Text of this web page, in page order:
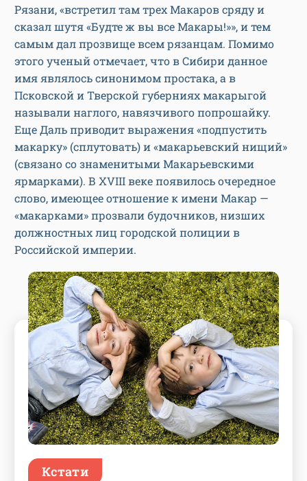
Рязани, «встретил там трех Макаров сряду и
сказал шутя «Будте ж вы все Макары!»», и тем
самым дал прозвище всем рязанцам. Помимо
этого ученый отмечает, что в Сибири данное
имя являлось синонимом простака, а в
Псковской и Тверской губерниях макарыгой
называли наглого, навязчивого попрошайку.
Еще Даль приводит выражения «подпустить
макарку» (сплутовать) и «макарьевский нищий»
(связано со знаменитыми Макарьевскими
ярмарками). В XVIII веке появилось очередное
слово, имеющее отношение к имени Макар —
«макарками» прозвали будочников, низших
должностных лиц городской полиции в
Российской империи.
Кстати